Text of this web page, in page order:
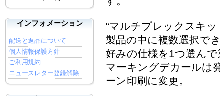
インフォメーション
配送と返品について
個人情報保護方針
ご利用規約
ニュースレター登録解除
“マルチプレックスキ
製品の中に複数選択で
好みの仕様を1つ選ん
マーキングデカールは
ーン印刷に変更。